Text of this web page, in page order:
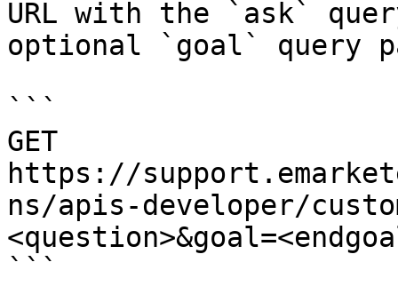
URL with the `ask`
optional `goal` query
```
GET
https://
ns/apis-developer/
```